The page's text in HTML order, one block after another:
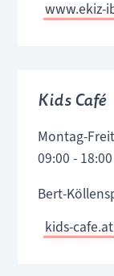
www.ekiz-
Kids Café
Montag-
09:00 -
Bert-
kids-cafe.at